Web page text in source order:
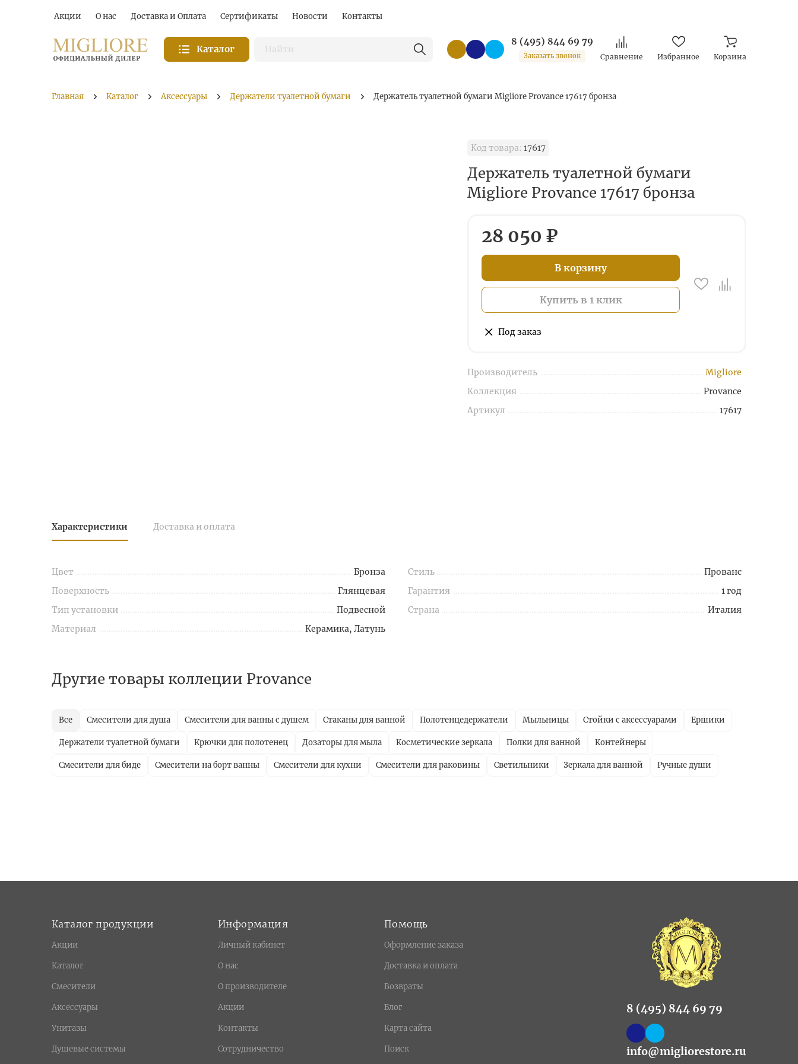
Акции О нас Доставка и Оплата Сертификаты Новости Контакты
Каталог
8 (495) 844 69 79
Заказать звонок Сравнение Избранное Корзина
Главная Каталог Аксессуары Держатели туалетной бумаги Держатель туалетной бумаги Migliore Provance 17617 бронза
Код товара: 17617
Держатель туалетной бумаги
Migliore Provance 17617 бронза
28 050 ₽
В корзину
Купить в 1 клик
Под заказ
Производитель
Migliore
Коллекция
Provance
Артикул
17617
Характеристики Доставка и оплата
Цвет
Бронза
Поверхность
Глянцевая
Тип установки
Подвесной
Материал
Керамика, Латунь
Стиль
Прованс
Гарантия
1 год
Страна
Италия
Другие товары коллеции Provance
Все Смесители для душа Смесители для ванны с душем Стаканы для ванной Полотенцедержатели Мыльницы Стойки с аксессуарами Ершики
Держатели туалетной бумаги Крючки для полотенец Дозаторы для мыла Косметические зеркала Полки для ванной Контейнеры
Смесители для биде Смесители на борт ванны Смесители для кухни Смесители для раковины Светильники Зеркала для ванной Ручные души
Каталог продукции
Акции
Каталог
Смесители
Аксессуары
Унитазы
Душевые системы
Информация
Личный кабинет
О нас
О производителе
Акции
Контакты
Сотрудничество
Помощь
Оформление заказа
Доставка и оплата
Возвраты
Блог
Карта сайта
Поиск
8 (495) 844 69 79
info@migliorestore.ru